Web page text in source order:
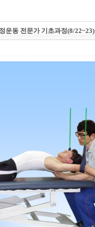
운동 전문가 기초과정(8/22~23)